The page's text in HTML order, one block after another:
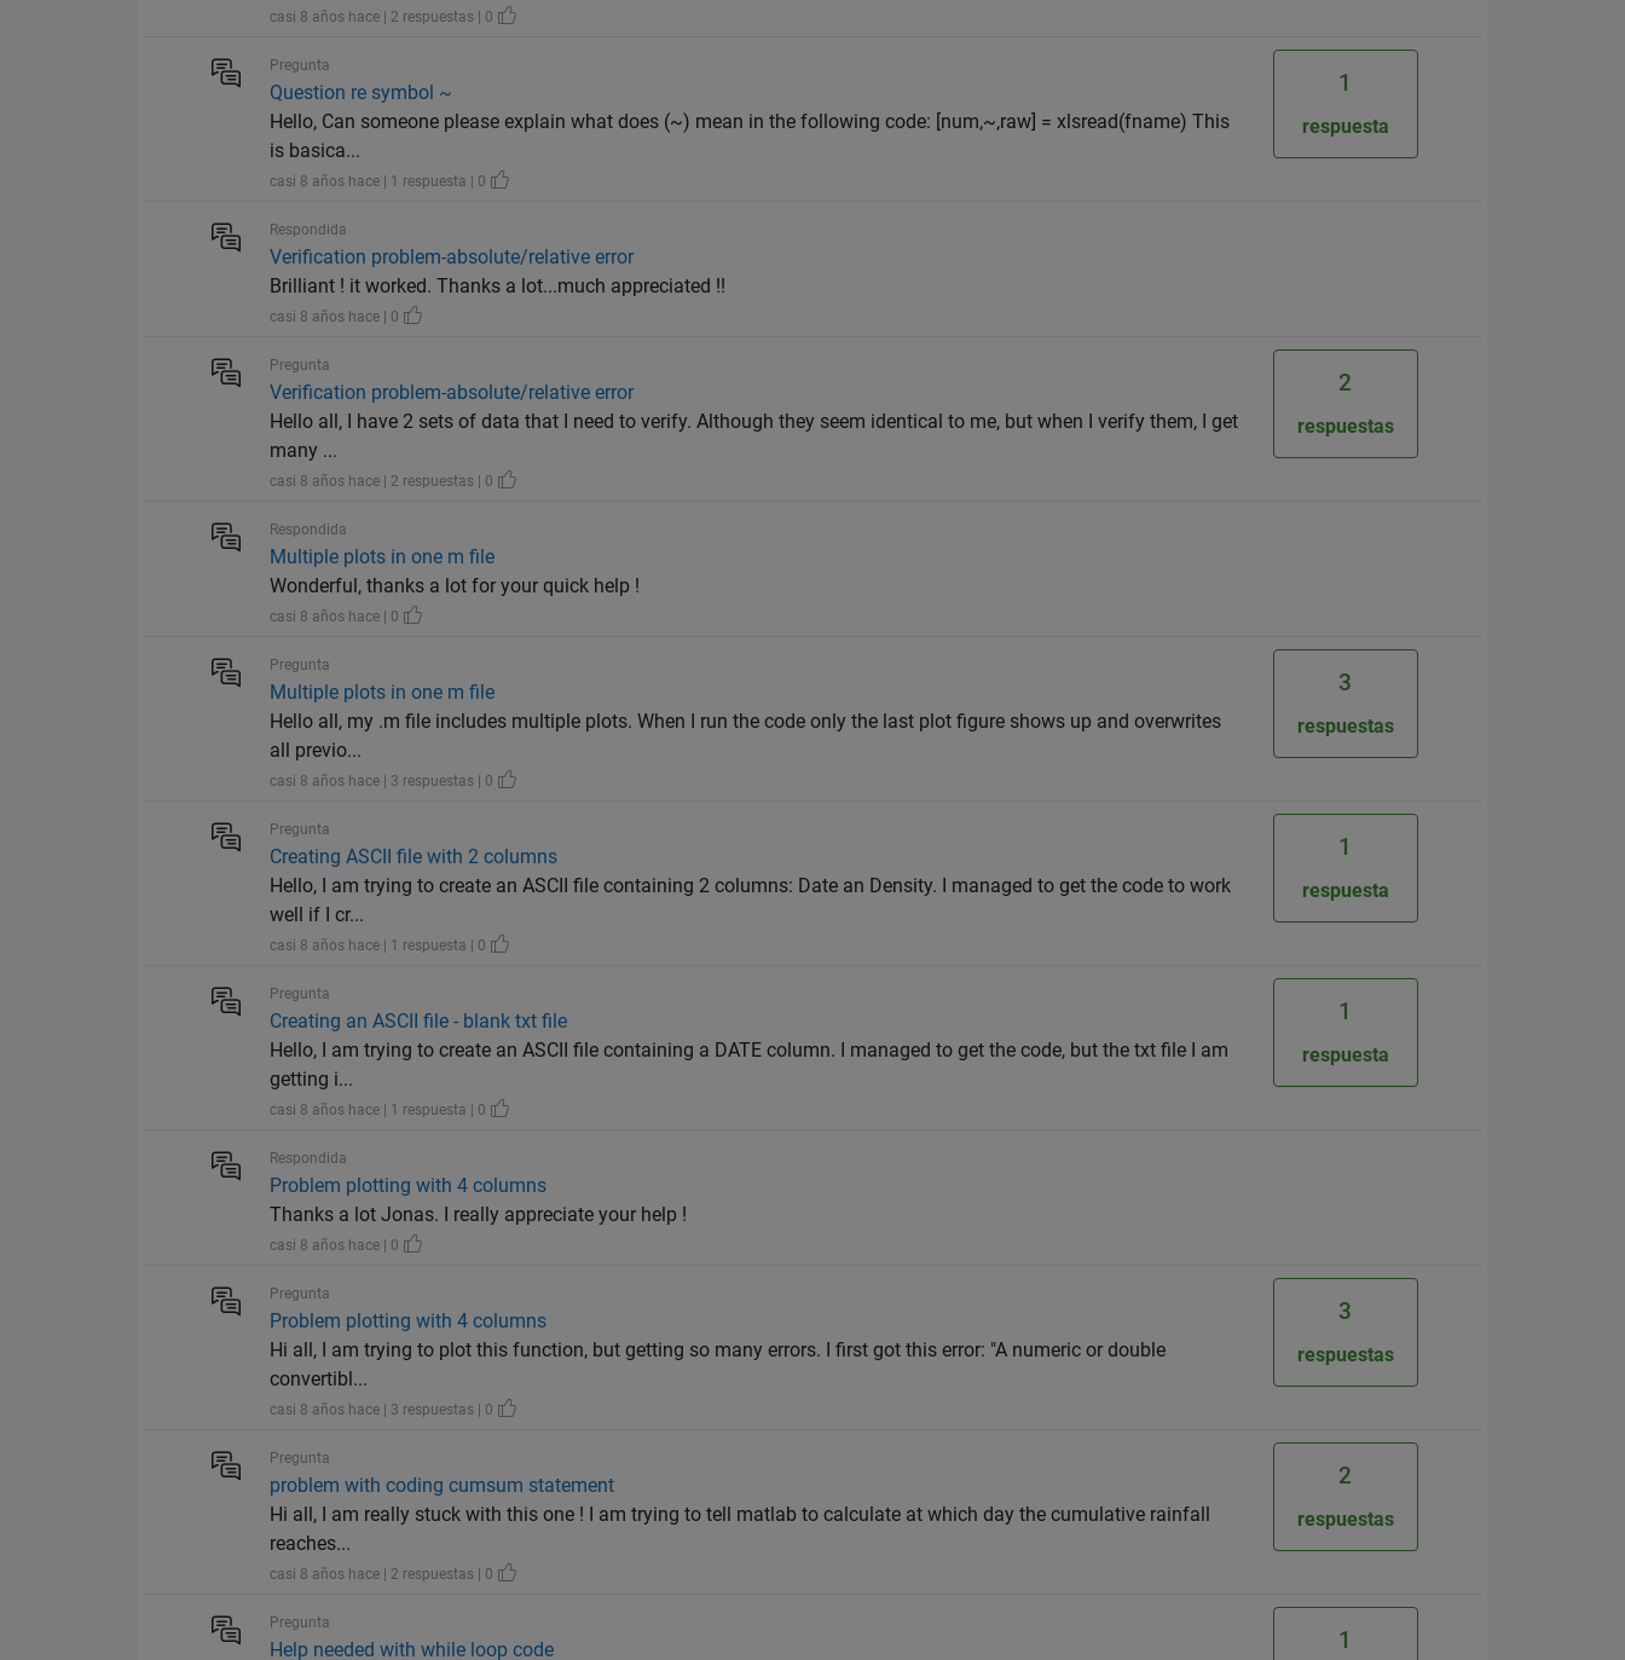
casi 8 años hace | 2 respuestas | 0
Pregunta
Question re symbol ~
Hello, Can someone please explain what does (~) mean in the following code: [num,~,raw] = xlsread(fname) This
is basica...
casi 8 años hace | 1 respuesta | 0
1
respuesta
Respondida
Verification problem-absolute/relative error
Brilliant ! it worked. Thanks a lot...much appreciated !!
casi 8 años hace | 0
Pregunta
Verification problem-absolute/relative error
Hello all, I have 2 sets of data that I need to verify. Although they seem identical to me, but when I verify them, I get
many ...
casi 8 años hace | 2 respuestas | 0
2
respuestas
Respondida
Multiple plots in one m file
Wonderful, thanks a lot for your quick help !
casi 8 años hace | 0
Pregunta
Multiple plots in one m file
Hello all, my .m file includes multiple plots. When I run the code only the last plot figure shows up and overwrites
all previo...
casi 8 años hace | 3 respuestas | 0
3
respuestas
Pregunta
Creating ASCII file with 2 columns
Hello, I am trying to create an ASCII file containing 2 columns: Date an Density. I managed to get the code to work
well if I cr...
casi 8 años hace | 1 respuesta | 0
1
respuesta
Pregunta
Creating an ASCII file - blank txt file
Hello, I am trying to create an ASCII file containing a DATE column. I managed to get the code, but the txt file I am
getting i...
casi 8 años hace | 1 respuesta | 0
1
respuesta
Respondida
Problem plotting with 4 columns
Thanks a lot Jonas. I really appreciate your help !
casi 8 años hace | 0
Pregunta
Problem plotting with 4 columns
Hi all, I am trying to plot this function, but getting so many errors. I first got this error: "A numeric or double
convertibl...
casi 8 años hace | 3 respuestas | 0
3
respuestas
Pregunta
problem with coding cumsum statement
Hi all, I am really stuck with this one ! I am trying to tell matlab to calculate at which day the cumulative rainfall
reaches...
casi 8 años hace | 2 respuestas | 0
2
respuestas
Pregunta
Help needed with while loop code 1